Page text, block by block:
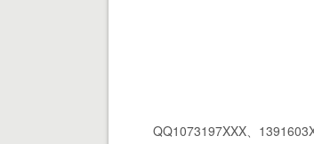
QQ1073197XXX、